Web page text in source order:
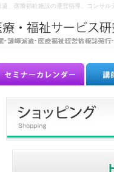
、医療福祉施設の運営指導、コンサ